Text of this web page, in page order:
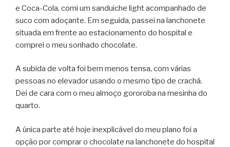
e Coca-Cola, comi um sanduiche light acompanhado de
suco com adoçante. Em seguida, passei na lanchonete
situada em frente ao estacionamento do hospital e
comprei o meu sonhado chocolate.
A subida de volta foi bem menos tensa, com várias
pessoas no elevador usando o mesmo tipo de crachá.
Dei de cara com o meu almoço gororoba na mesinha do
quarto.
A única parte até hoje inexplicável do meu plano foi a
opção por comprar o chocolate na lanchonete do hospital